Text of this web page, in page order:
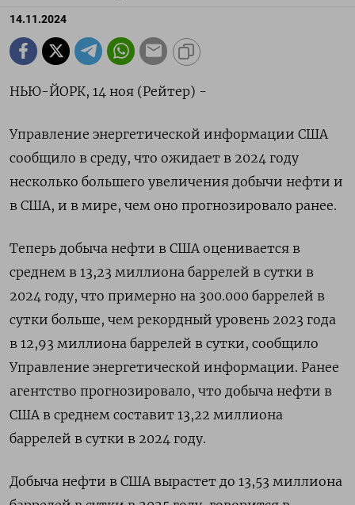
14.11.2024
НЬЮ-ЙОРК, 14 ноя (Рейтер) -
Управление энергетической информации США
сообщило в среду, что ожидает в 2024 году
несколько большего увеличения добычи нефти и
в США, и в мире, чем оно прогнозировало ранее.
Теперь добыча нефти в США оценивается в
среднем в 13,23 миллиона баррелей в сутки в
2024 году, что примерно на 300.000 баррелей в
сутки больше, чем рекордный уровень 2023 года
в 12,93 миллиона баррелей в сутки, сообщило
Управление энергетической информации. Ранее
агентство прогнозировало, что добыча нефти в
США в среднем составит 13,22 миллиона
баррелей в сутки в 2024 году.
Добыча нефти в США вырастет до 13,53 миллиона